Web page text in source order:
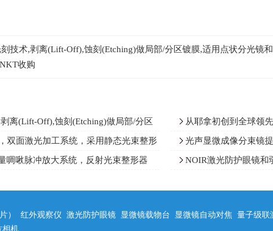
技术,剥离(Lift‑Off),蚀刻(Etching)做局部/分区镀膜,适用点状分光镜
收购
离(Lift‑Off),蚀刻(Etching)做局部/分区
域滤光片
从耶拿初创到全球领
球面光学系统、光学自由
双面激光加工系统，采用静态光束整形
光声显微成像分束镜
下成像速度提升了8倍
啁啾脉冲放大系统，反射光束整形器
NOIR激光防护眼镜和
） 红外观察仪 激光防护眼镜 显微镜载物台 显微镜自动对焦 量子级联
相机